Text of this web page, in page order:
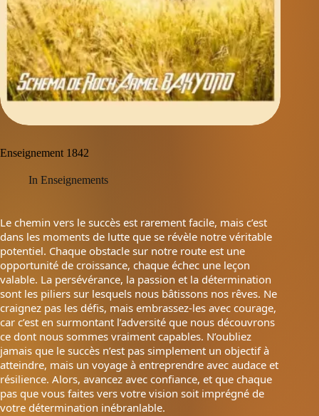
Enseignement 1842
In Enseignements
Le chemin vers le succès est rarement facile, mais c’est
dans les moments de lutte que se révèle notre véritable
potentiel. Chaque obstacle sur notre route est une
opportunité de croissance, chaque échec une leçon
valable. La persévérance, la passion et la détermination
sont les piliers sur lesquels nous bâtissons nos rêves. Ne
craignez pas les défis, mais embrassez-les avec courage,
car c’est en surmontant l’adversité que nous découvrons
ce dont nous sommes vraiment capables. N’oubliez
jamais que le succès n’est pas simplement un objectif à
atteindre, mais un voyage à entreprendre avec audace et
résilience. Alors, avancez avec confiance, et que chaque
pas que vous faites vers votre vision soit imprégné de
votre détermination inébranlable.